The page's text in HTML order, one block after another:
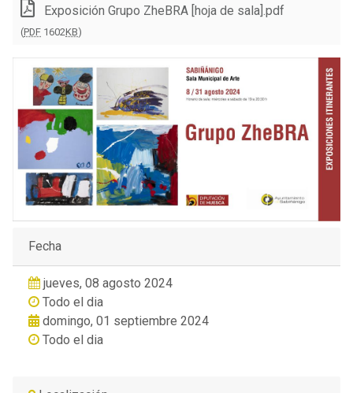
Exposición Grupo ZheBRA [hoja de sala].pdf
(PDF 1602KB)
Fecha
jueves, 08 agosto 2024
Todo el dia
domingo, 01 septiembre 2024
Todo el dia